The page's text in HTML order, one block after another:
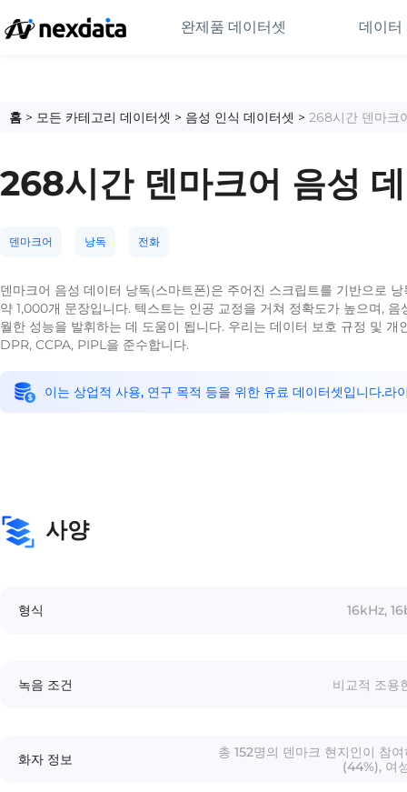
완제품 데이터셋 데이터
홈 > 모든 카테고리 데이터셋 > 음성 인식 데이터셋 > 268시간 덴마크
268시간 덴마크어 음성
덴마크어 낭독 전화
덴마크어 음성 데이터 낭독(스마트폰)은 주어진 스크립트를 기반으로
약 1,000개 문장입니다. 텍스트는 인공 교정을 거쳐 정확도가 높으며,
월한 성능을 발휘하는 데 도움이 됩니다. 우리는 데이터 보호 규정 및
DPR, CCPA, PIPL을 준수합니다.
이는 상업적 사용, 연구 목적 등을 위한 유료 데이터셋입니다.
사양
형식 16kHz,
녹음 조건 비교적 조용
화자 정보
총 152명의 덴마크 현지인이 참
(44%), 여